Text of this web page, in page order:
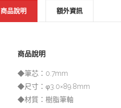
商品說明 額外資訊
商品說明
◆筆芯：0.7mm
◆尺寸：φ3.0×89.8mm
◆材質：樹脂筆軸